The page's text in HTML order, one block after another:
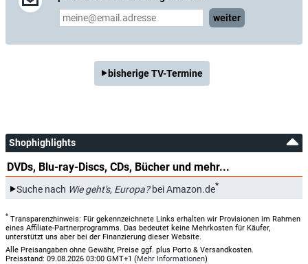
weiter
bisherige TV-Termine
Shophighlights
DVDs, Blu-ray-Discs, CDs, Bücher und mehr...
Suche nach Wie geht's, Europa?bei Amazon.de*
* Transparenzhinweis: Für gekennzeichnete Links erhalten wir Provisionen im Rahmen
eines Affiliate-Partnerprogramms. Das bedeutet keine Mehrkosten für Käufer,
unterstützt uns aber bei der Finanzierung dieser Website.
Alle Preisangaben ohne Gewähr, Preise ggf. plus Porto & Versandkosten.
Preisstand: 09.08.2026 03:00 GMT+1 (Mehr Informationen)